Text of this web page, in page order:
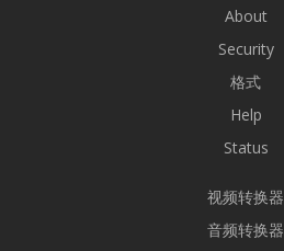
About
Security
格式
Help
Status
视频转换器
音频转换器